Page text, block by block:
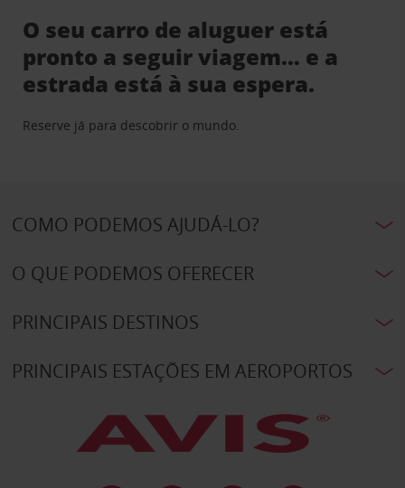
O seu carro de aluguer está
pronto a seguir viagem… e a
estrada está à sua espera.
Reserve já para descobrir o mundo.
COMO PODEMOS AJUDÁ-LO?
O QUE PODEMOS OFERECER
PRINCIPAIS DESTINOS
PRINCIPAIS ESTAÇÕES EM AEROPORTOS